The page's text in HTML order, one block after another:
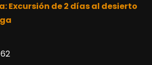
Excursión de 2 días al desierto